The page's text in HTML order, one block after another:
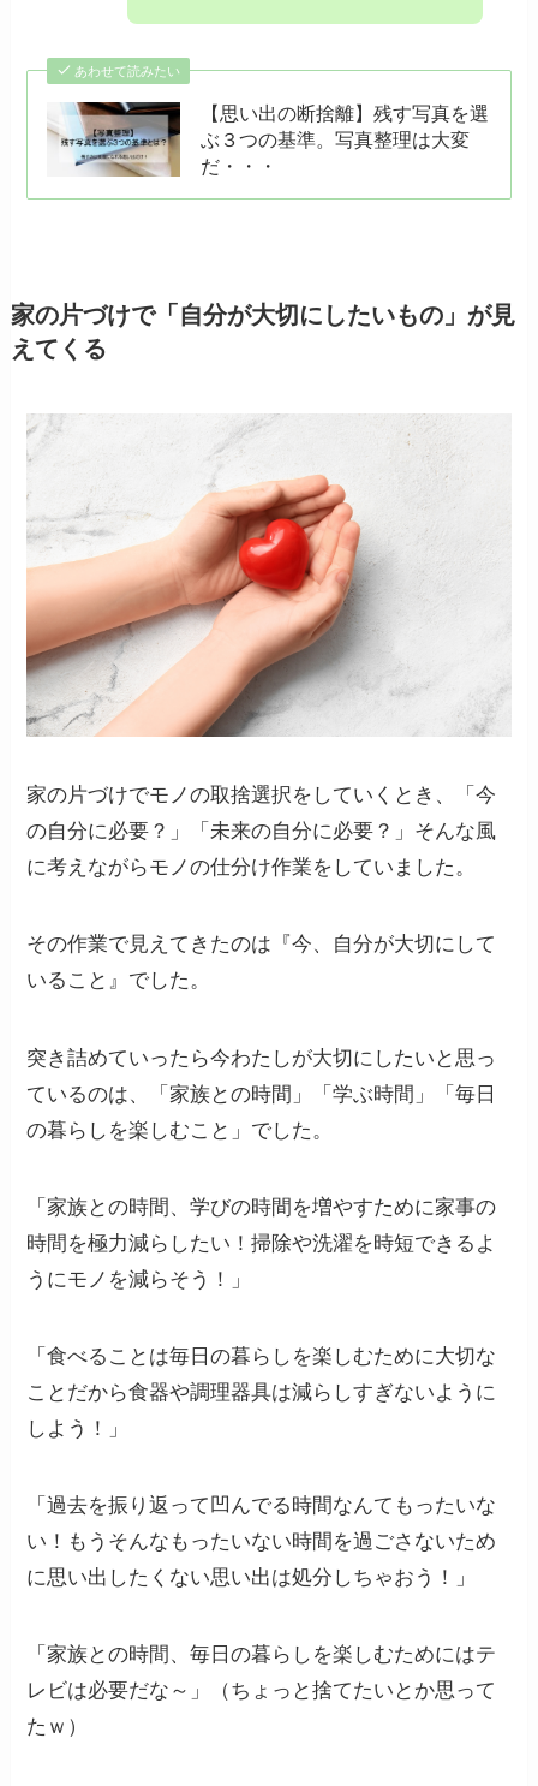
あわせて読みたい
【思い出の断捨離】残す写真を選
ぶ３つの基準。写真整理は大変
だ・・・
家の片づけで「自分が大切にしたいもの」が見
えてくる
家の片づけでモノの取捨選択をしていくとき、「今
の自分に必要？」「未来の自分に必要？」そんな風
に考えながらモノの仕分け作業をしていました。
その作業で見えてきたのは『今、自分が大切にして
いること』でした。
突き詰めていったら今わたしが大切にしたいと思っ
ているのは、「家族との時間」「学ぶ時間」「毎日
の暮らしを楽しむこと」でした。
「家族との時間、学びの時間を増やすために家事の
時間を極力減らしたい！掃除や洗濯を時短できるよ
うにモノを減らそう！」
「食べることは毎日の暮らしを楽しむために大切な
ことだから食器や調理器具は減らしすぎないように
しよう！」
「過去を振り返って凹んでる時間なんてもったいな
い！もうそんなもったいない時間を過ごさないため
に思い出したくない思い出は処分しちゃおう！」
「家族との時間、毎日の暮らしを楽しむためにはテ
レビは必要だな～」（ちょっと捨てたいとか思って
たｗ）